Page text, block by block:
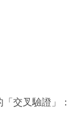
交叉驗證」：